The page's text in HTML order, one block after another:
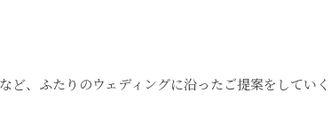
ど、ふたりのウェディングに沿ったご提案をしてい